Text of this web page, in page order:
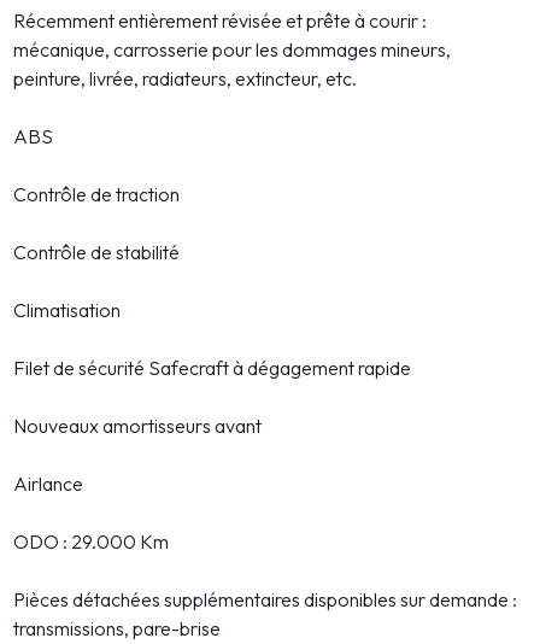
Récemment entièrement révisée et prête à courir :
mécanique, carrosserie pour les dommages mineurs,
peinture, livrée, radiateurs, extincteur, etc.
ABS
Contrôle de traction
Contrôle de stabilité
Climatisation
Filet de sécurité Safecraft à dégagement rapide
Nouveaux amortisseurs avant
Airlance
ODO : 29.000 Km
Pièces détachées supplémentaires disponibles sur demande :
transmissions, pare-brise